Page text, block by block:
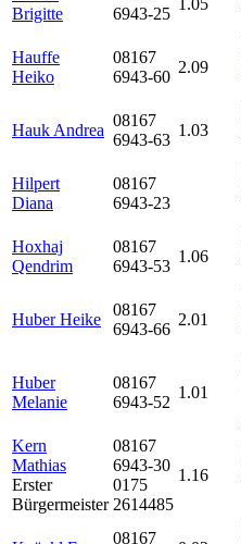
Brigitte
6943-25
1.05
Hauffe
Heiko
08167
6943-60
2.09
Hauk Andrea
08167
6943-63
1.03
Hilpert
Diana
08167
6943-23
Hoxhaj
Qendrim
08167
6943-53
1.06
Huber Heike
08167
6943-66
2.01
Huber
Melanie
08167
6943-52
1.01
Kern
Mathias
Erster
Bürgermeister
08167
6943-30
0175
2614485
1.16
08167